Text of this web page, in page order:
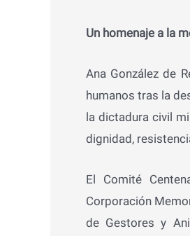
Un homenaje a la
Ana González de
humanos tras la
la dictadura civil
dignidad,
El Comité
Corporación
de Gestores y